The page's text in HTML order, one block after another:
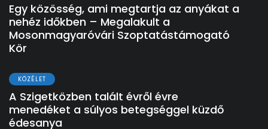
Egy közösség, ami megtartja az anyákat a
nehéz időkben – Megalakult a
Mosonmagyaróvári Szoptatástámogató
Kör
KÖZÉLET
A Szigetközben talált évről évre
menedéket a súlyos betegséggel küzdő
édesanya